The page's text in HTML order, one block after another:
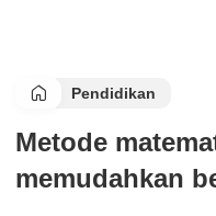
Pendidikan
Metode
memudahkan